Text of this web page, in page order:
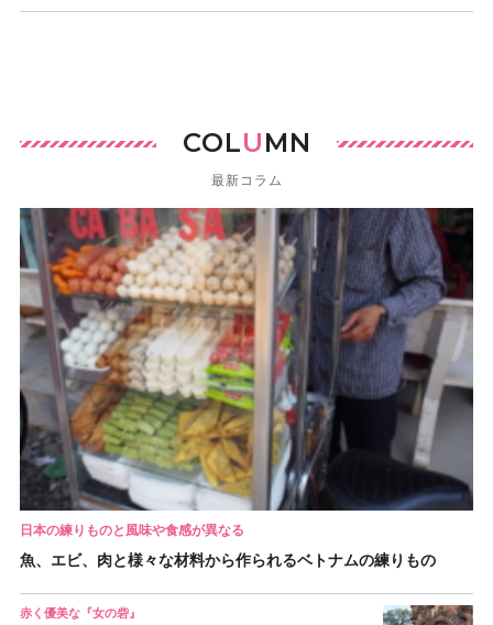
COLUMN
最新コラム
日本の練りものと風味や食感が異なる
魚、エビ、肉と様々な材料から作られるベトナムの練りもの
赤く優美な『女の砦』